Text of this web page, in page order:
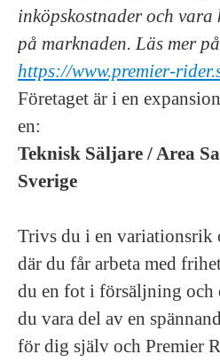
inköpskostnader och
på marknaden. Läs mer
https://www.premier-
Företaget är i en
en:
Teknisk Säljare / Area
Sverige
Trivs du i en variationsrik
där du får arbeta med
du en fot i försäljning
du vara del av en
för dig själv och Premier